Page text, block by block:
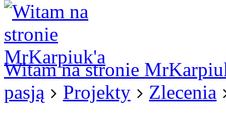
Witam na stronie
pasją
Projekty Zlecenia